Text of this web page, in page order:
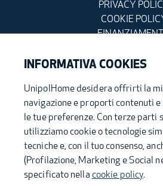
PRIVACY
COOKIE
UnipolHome S.p.A. - Sede Legale: via
unipolhome@pec.unipol.it - Capitale sociale i.v.
561997
Parte del gruppo
INFORMATIVA COOKIES
UnipolHome desidera offrirti la
navigazione e proporti contenuti
le tue preferenze. Con terze parti
utilizziamo cookie o tecnologie
tecniche e, con il tuo consenso,
(Profilazione, Marketing e Social
specificato nella cookie policy.